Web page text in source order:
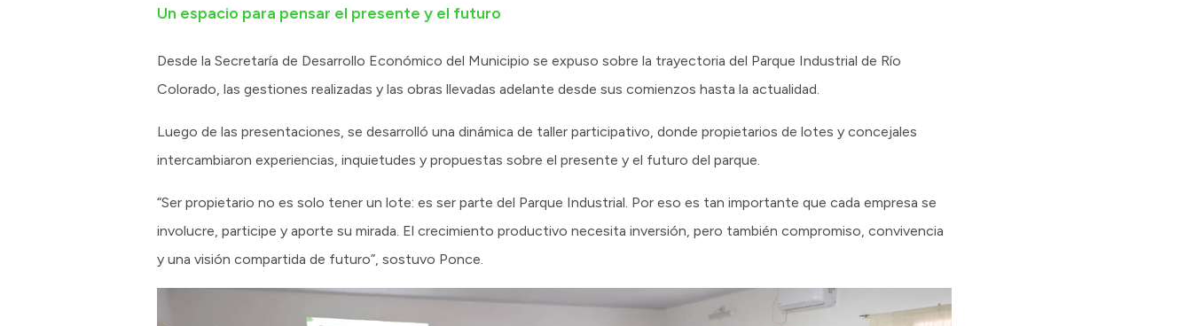
Un espacio para pensar el presente y el futuro
Desde la Secretaría de Desarrollo Económico del Municipio se expuso sobre la trayectoria del Parque Industrial de Río
Colorado, las gestiones realizadas y las obras llevadas adelante desde sus comienzos hasta la actualidad.
Luego de las presentaciones, se desarrolló una dinámica de taller participativo, donde propietarios de lotes y concejales
intercambiaron experiencias, inquietudes y propuestas sobre el presente y el futuro del parque.
“Ser propietario no es solo tener un lote: es ser parte del Parque Industrial. Por eso es tan importante que cada empresa se
involucre, participe y aporte su mirada. El crecimiento productivo necesita inversión, pero también compromiso, convivencia
y una visión compartida de futuro”, sostuvo Ponce.